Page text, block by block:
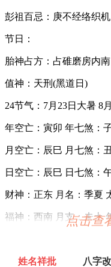
彭祖百忌：庚不经络织
节日：
胎神占方：占碓磨房内南
值神：天刑(黑道日)
24节气：7月23日大暑 8
年空亡：寅卯 年七煞：
月空亡：辰巳 月七煞：
日空亡：辰巳 日七煞：
财神：正东 月名：季夏
福神：西南 月支：未土
阴贵神：东北 物候：腐
点击查
姓名祥批 八字